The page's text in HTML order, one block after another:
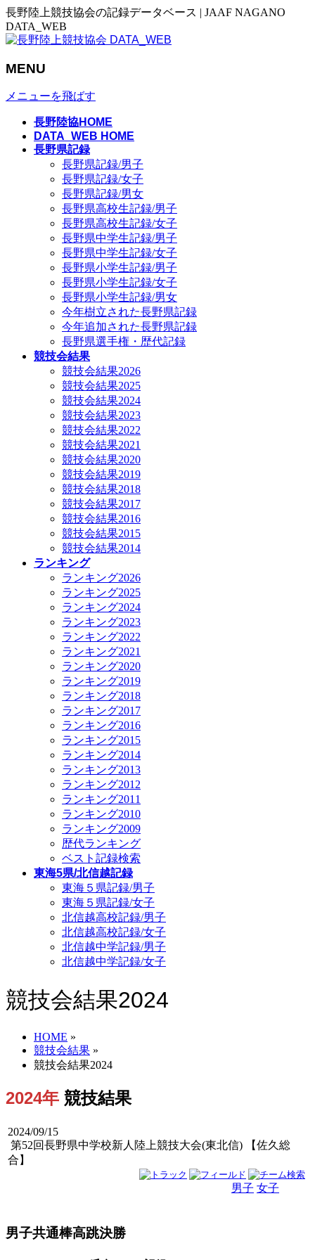
長野陸上競技協会の記録データベース | JAAF NAGANO
DATA_WEB
MENU
メニューを飛ばす
長野陸協HOME
DATA_WEB HOME
長野県記録
長野県記録/男子
長野県記録/女子
長野県記録/男女
長野県高校生記録/男子
長野県高校生記録/女子
長野県中学生記録/男子
長野県中学生記録/女子
長野県小学生記録/男子
長野県小学生記録/女子
長野県小学生記録/男女
今年樹立された長野県記録
今年追加された長野県記録
長野県選手権・歴代記録
競技会結果
競技会結果2026
競技会結果2025
競技会結果2024
競技会結果2023
競技会結果2022
競技会結果2021
競技会結果2020
競技会結果2019
競技会結果2018
競技会結果2017
競技会結果2016
競技会結果2015
競技会結果2014
ランキング
ランキング2026
ランキング2025
ランキング2024
ランキング2023
ランキング2022
ランキング2021
ランキング2020
ランキング2019
ランキング2018
ランキング2017
ランキング2016
ランキング2015
ランキング2014
ランキング2013
ランキング2012
ランキング2011
ランキング2010
ランキング2009
歴代ランキング
ベスト記録検索
東海5県/北信越記録
東海５県記録/男子
東海５県記録/女子
北信越高校記録/男子
北信越高校記録/女子
北信越中学記録/男子
北信越中学記録/女子
競技会結果2024
HOME »
競技会結果 »
競技会結果2024
2024年 競技結果
2024/09/15
第52回長野県中学校新人陸上競技大会(東北信) 【佐久総
合】
男子 女子
男子共通棒高跳決勝